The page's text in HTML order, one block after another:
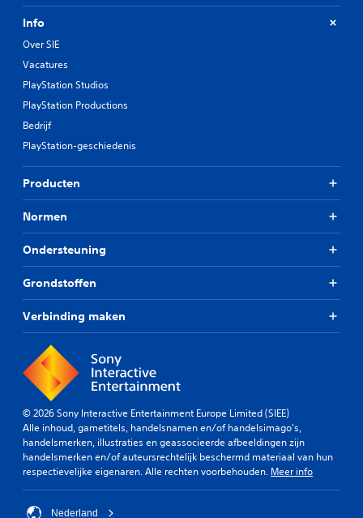
Info
Over SIE
Vacatures
PlayStation Studios
PlayStation Productions
Bedrijf
PlayStation-geschiedenis
Producten
Normen
Ondersteuning
Grondstoffen
Verbinding maken
© 2026 Sony Interactive Entertainment Europe Limited (SIEE)
Alle inhoud, gametitels, handelsnamen en/of handelsimago's,
handelsmerken, illustraties en geassocieerde afbeeldingen zijn
handelsmerken en/of auteursrechtelijk beschermd materiaal van hun
respectievelijke eigenaren. Alle rechten voorbehouden. Meer info
Nederland